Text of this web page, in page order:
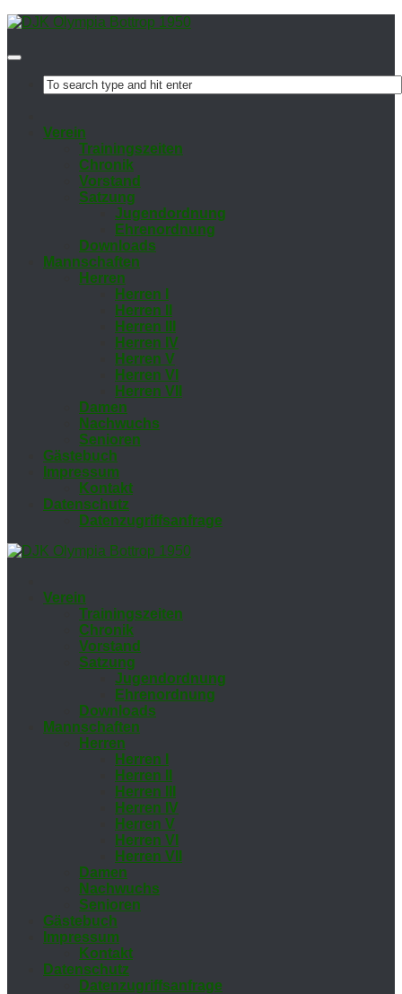
Ver­ein
Trai­nings­zei­ten
Chro­nik
Vor­stand
Sat­zung
Ju­gend­ord­nung
Eh­ren­ord­nung
Down­loads
Mann­schaf­ten
Her­ren
Her­ren I
Her­ren II
Her­ren III
Her­ren IV
Her­ren V
Her­ren VI
Her­ren VII
Da­men
Nach­wuchs
Se­nio­ren
Gäs­te­buch
Im­pres­sum
Kon­takt
Da­ten­schutz
Da­ten­zu­griffs­an­fra­ge
Ver­ein
Trai­nings­zei­ten
Chro­nik
Vor­stand
Sat­zung
Ju­gend­ord­nung
Eh­ren­ord­nung
Down­loads
Mann­schaf­ten
Her­ren
Her­ren I
Her­ren II
Her­ren III
Her­ren IV
Her­ren V
Her­ren VI
Her­ren VII
Da­men
Nach­wuchs
Se­nio­ren
Gäs­te­buch
Im­pres­sum
Kon­takt
Da­ten­schutz
Da­ten­zu­griffs­an­fra­ge